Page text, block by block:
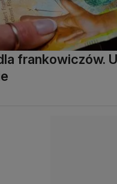
frankowiczów.